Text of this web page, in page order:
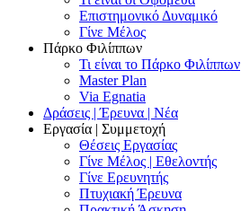
Επιστημονικό Δυναμικό
Γίνε Μέλος
Πάρκο Φιλίππων
Τι είναι το Πάρκο Φιλίππων
Master Plan
Via Egnatia
Δράσεις | Έρευνα | Νέα
Εργασία | Συμμετοχή
Θέσεις Εργασίας
Γίνε Μέλος | Εθελοντής
Γίνε Ερευνητής
Πτυχιακή Έρευνα